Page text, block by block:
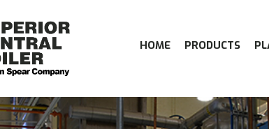
HOME PRODUCTS